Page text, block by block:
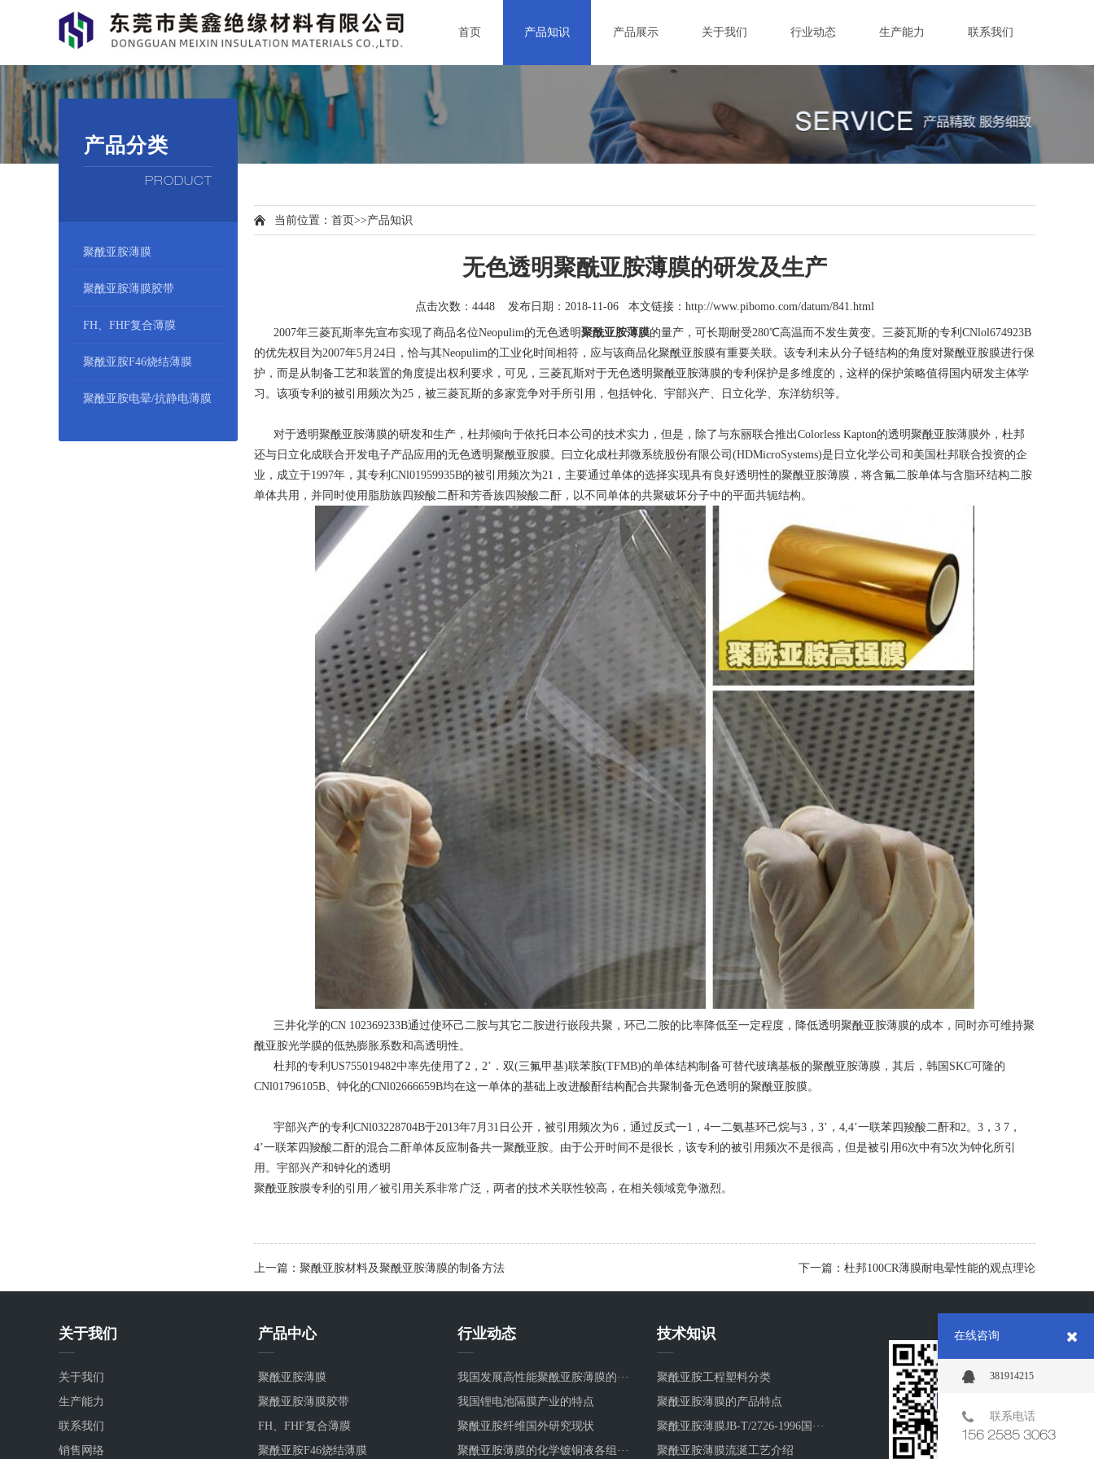
首页 产品知识 产品展示 关于我们 行业动态 生产能力 联系我们
产品分类
PRODUCT
聚酰亚胺薄膜
聚酰亚胺薄膜胶带
FH、FHF复合薄膜
聚酰亚胺F46烧结薄膜
聚酰亚胺电晕/抗静电薄膜
当前位置： 首页>>产品知识
无色透明聚酰亚胺薄膜的研发及生产
点击次数：4448 发布日期：2018-11-06 本文链接： http://www.pibomo.com/datum/841.html
2007年三菱瓦斯率先宣布实现了商品名位Neopulim的无色透明聚酰亚胺薄膜的量产，可长期耐受280℃高温而不发生黄变。三菱瓦斯的专利CNlol674923B
的优先权目为2007年5月24日，恰与其Neopulim的工业化时间相符，应与该商品化聚酰亚胺膜有重要关联。该专利未从分子链结构的角度对聚酰亚胺膜进行保
护，而是从制备工艺和装置的角度提出权利要求，可见，三菱瓦斯对于无色透明聚酰亚胺薄膜的专利保护是多维度的，这样的保护策略值得国内研发主体学
习。该项专利的被引用频次为25，被三菱瓦斯的多家竞争对手所引用，包括钟化、宇部兴产、日立化学、东洋纺织等。
对于透明聚酰亚胺薄膜的研发和生产，杜邦倾向于依托日本公司的技术实力，但是，除了与东丽联合推出Colorless Kapton的透明聚酰亚胺薄膜外，杜邦
还与日立化成联合开发电子产品应用的无色透明聚酰亚胺膜。曰立化成杜邦微系统股份有限公司(HDMicroSystems)是日立化学公司和美国杜邦联合投资的企
业，成立于1997年，其专利CNl01959935B的被引用频次为21，主要通过单体的选择实现具有良好透明性的聚酰亚胺薄膜 ，将含氟二胺单体与含脂环结构二胺
单体共用，并同时使用脂肪族四羧酸二酐和芳香族四羧酸二酐，以不同单体的共聚破坏分子中的平面共轭结构。
三井化学的CN 102369233B通过使环己二胺与其它二胺进行嵌段共聚，环己二胺的比率降低至一定程度，降低透明聚酰亚胺薄膜的成本，同时亦可维持聚
酰亚胺光学膜的低热膨胀系数和高透明性。
杜邦的专利US755019482中率先使用了2，2’．双(三氟甲基)联苯胺(TFMB)的单体结构制备可替代玻璃基板的聚酰亚胺薄膜，其后，韩国SKC可隆的
CNl01796105B、钟化的CNl02666659B均在这一单体的基础上改进酸酐结构配合共聚制备无色透明的聚酰亚胺膜。
宇部兴产的专利CNl03228704B于2013年7月31日公开，被引用频次为6，通过反式一1，4一二氨基环己烷与3，3’，4,4’一联苯四羧酸二酐和2。3，3 7，
4’一联苯四羧酸二酐的混合二酐单体反应制备共一聚酰亚胺。由于公开时间不是很长，该专利的被引用频次不是很高，但是被引用6次中有5次为钟化所引
用。宇部兴产和钟化的透明
聚酰亚胺膜专利的引用／被引用关系非常广泛，两者的技术关联性较高，在相关领域竞争激烈。
上一篇：聚酰亚胺材料及聚酰亚胺薄膜的制备方法 下一篇：杜邦100CR薄膜耐电晕性能的观点理论
关于我们
关于我们
生产能力
联系我们
销售网络
产品中心
聚酰亚胺薄膜
聚酰亚胺薄膜胶带
FH、FHF复合薄膜
聚酰亚胺F46烧结薄膜
行业动态
我国发展高性能聚酰亚胺薄膜的···
我国锂电池隔膜产业的特点
聚酰亚胺纤维国外研究现状
聚酰亚胺薄膜的化学镀铜液各组···
技术知识
聚酰亚胺工程塑料分类
聚酰亚胺薄膜的产品特点
聚酰亚胺薄膜JB-T/2726-1996国···
聚酰亚胺薄膜流涎工艺介绍
在线咨询
381914215
联系电话
156 2585 3063